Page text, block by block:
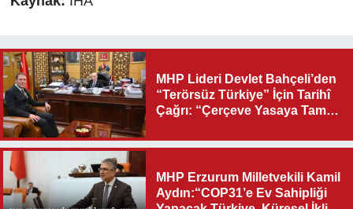
MHP Lideri Devlet Bahçeli’den
“Terörsüz Türkiye” İçin Tarihî
Çağrı: “Çerçeve Yasaya Tam
MHP Erzurum Milletvekili Kamil
Aydın:“COP31’e Ev Sahipliği